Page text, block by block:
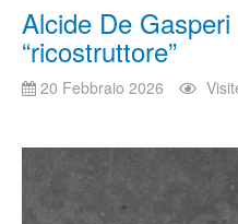
Alcide De
“ricostruttore”
20 Febbraio 2026